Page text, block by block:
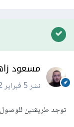
مسعود
نشر5 فبراير 2022
توجد طريقتين للوصول